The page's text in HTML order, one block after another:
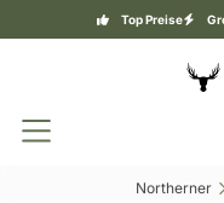
Top Preise
Northerner‎